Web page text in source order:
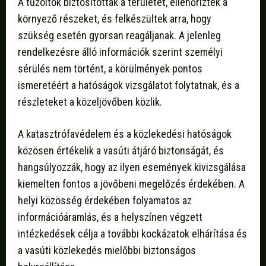
környező részeket, és felkészültek arra, hogy
szükség esetén gyorsan reagáljanak. A jelenleg
rendelkezésre álló információk szerint személyi
sérülés nem történt, a körülmények pontos
ismeretéért a hatóságok vizsgálatot folytatnak, és a
részleteket a közeljövőben közlik.
A katasztrófavédelem és a közlekedési hatóságok
közösen értékelik a vasúti átjáró biztonságát, és
hangsúlyozzák, hogy az ilyen események kivizsgálása
kiemelten fontos a jövőbeni megelőzés érdekében. A
helyi közösség érdekében folyamatos az
információáramlás, és a helyszínen végzett
intézkedések célja a további kockázatok elhárítása és
a vasúti közlekedés mielőbbi biztonságos